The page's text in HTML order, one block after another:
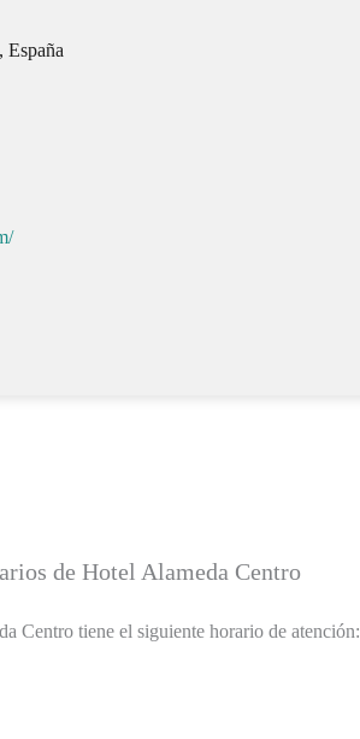
España
de Hotel Alameda Centro
Centro tiene el siguiente horario de atención: